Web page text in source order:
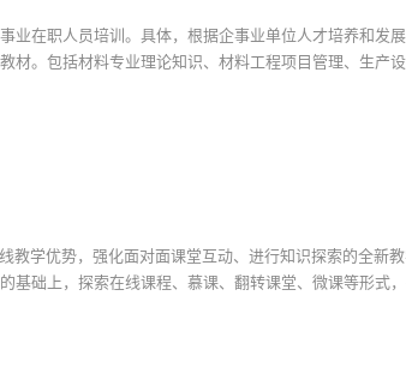
业在职人员培训。具体，根据企事业单位人才培养和发
材。包括材料专业理论知识、材料工程项目管理、生产
教学优势，强化面对面课堂互动、进行知识探索的全新
基础上，探索在线课程、慕课、翻转课堂、微课等形式